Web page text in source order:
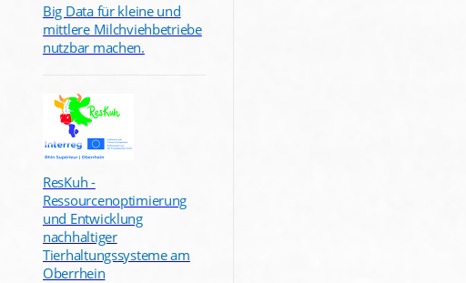
Big Data für kleine und
mittlere Milchviehbetriebe
nutzbar machen.
ResKuh -
Ressourcenoptimierung
und Entwicklung
nachhaltiger
Tierhaltungssysteme am
Oberrhein